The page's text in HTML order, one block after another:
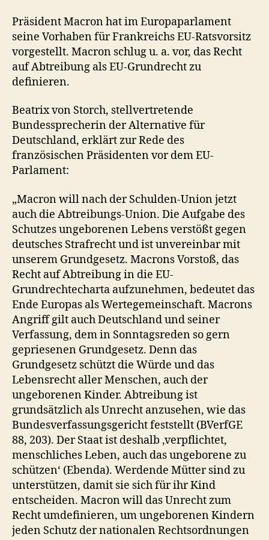
Präsident Macron hat im Europaparlament
seine Vorhaben für Frankreichs EU-Ratsvorsitz
vorgestellt. Macron schlug u. a. vor, das Recht
auf Abtreibung als EU-Grundrecht zu
definieren.
Beatrix von Storch, stellvertretende
Bundessprecherin der Alternative für
Deutschland, erklärt zur Rede des
französischen Präsidenten vor dem EU-
Parlament:
„Macron will nach der Schulden-Union jetzt
auch die Abtreibungs-Union. Die Aufgabe des
Schutzes ungeborenen Lebens verstößt gegen
deutsches Strafrecht und ist unvereinbar mit
unserem Grundgesetz. Macrons Vorstoß, das
Recht auf Abtreibung in die EU-
Grundrechtecharta aufzunehmen, bedeutet das
Ende Europas als Wertegemeinschaft. Macrons
Angriff gilt auch Deutschland und seiner
Verfassung, dem in Sonntagsreden so gern
gepriesenen Grundgesetz. Denn das
Grundgesetz schützt die Würde und das
Lebensrecht aller Menschen, auch der
ungeborenen Kinder. Abtreibung ist
grundsätzlich als Unrecht anzusehen, wie das
Bundesverfassungsgericht feststellt (BVerfGE
88, 203). Der Staat ist deshalb ‚verpflichtet,
menschliches Leben, auch das ungeborene zu
schützen‘ (Ebenda). Werdende Mütter sind zu
unterstützen, damit sie sich für ihr Kind
entscheiden. Macron will das Unrecht zum
Recht umdefinieren, um ungeborenen Kindern
jeden Schutz der nationalen Rechtsordnungen